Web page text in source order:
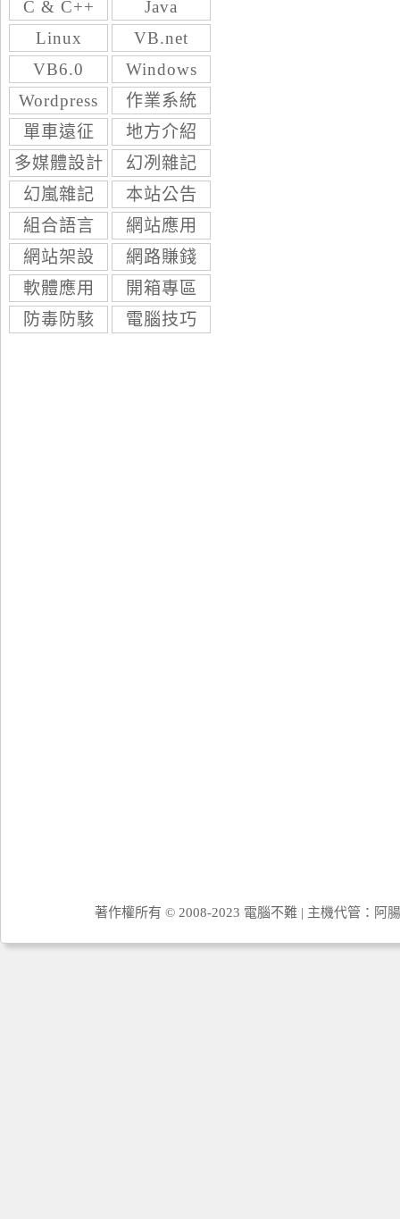
C & C++
Java
Linux
VB.net
VB6.0
Windows
Wordpress
作業系統
單車遠征
地方介紹
多媒體設計
幻冽雜記
幻嵐雜記
本站公告
組合語言
網站應用
網站架設
網路賺錢
軟體應用
開箱專區
防毒防駭
電腦技巧
著作權所有 © 2008-2023 電腦不難 | 主機代管： 阿